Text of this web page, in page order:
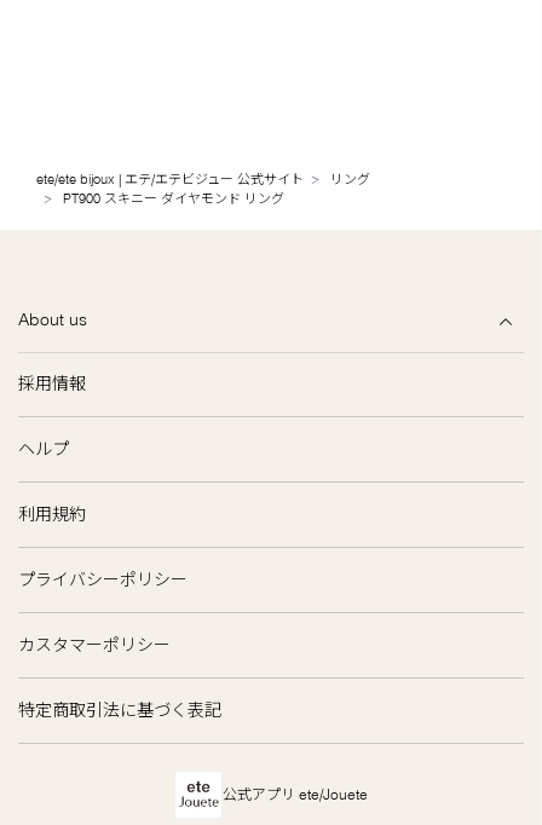
ete/ete bijoux | エテ/エテビジュー 公式サイト
リング
PT900 スキニー ダイヤモンド リング
About us
採用情報
ヘルプ
利用規約
プライバシーポリシー
カスタマーポリシー
特定商取引法に基づく表記
公式アプリ ete/Jouete